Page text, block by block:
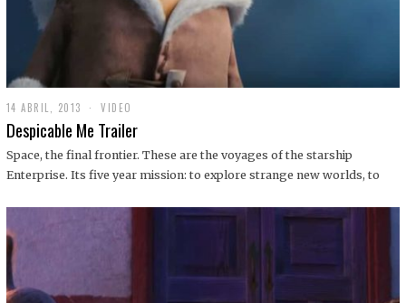
14 ABRIL, 2013
9
D
C
I
1
VIDEO
Despicable Me Trailer
Space, the final frontier. These are the voyages of the starship
Enterprise. Its five year mission: to explore strange new worlds, to